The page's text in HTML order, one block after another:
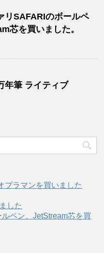
リSAFARIのボールペ
芯を買いました。
年筆 ライティブ
プラマンを買いました
した
ペン、JetStream芯を買